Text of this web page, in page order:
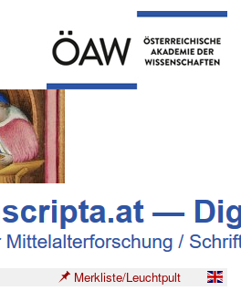
Merkliste/Leuchtpult